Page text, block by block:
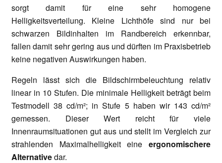
sorgt damit für eine sehr homogene
Helligkeitsverteilung. Kleine Lichthöfe sind nur bei
schwarzen Bildinhalten im Randbereich erkennbar,
fallen damit sehr gering aus und dürften im Praxisbetrieb
keine negativen Auswirkungen haben.
Regeln lässt sich die Bildschirmbeleuchtung relativ
linear in 10 Stufen. Die minimale Helligkeit beträgt beim
Testmodell 38 cd/m²; in Stufe 5 haben wir 143 cd/m²
gemessen. Dieser Wert reicht für viele
Innenraumsituationen gut aus und stellt im Vergleich zur
strahlenden Maximalhelligkeit eine ergonomischere
Alternativedar.